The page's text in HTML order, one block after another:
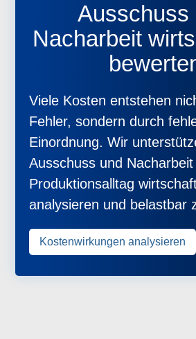
Ausschuss
Nacharbeit
Viele Kosten entstehen
Fehler, sondern durch
Einordnung. Wir
Ausschuss und Nacharbeit
Produktionsalltag
analysieren und belastbar
Kostenwirkungen analysieren